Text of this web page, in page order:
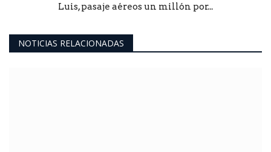
Luis, pasaje aéreos un millón por...
NOTICIAS RELACIONADAS